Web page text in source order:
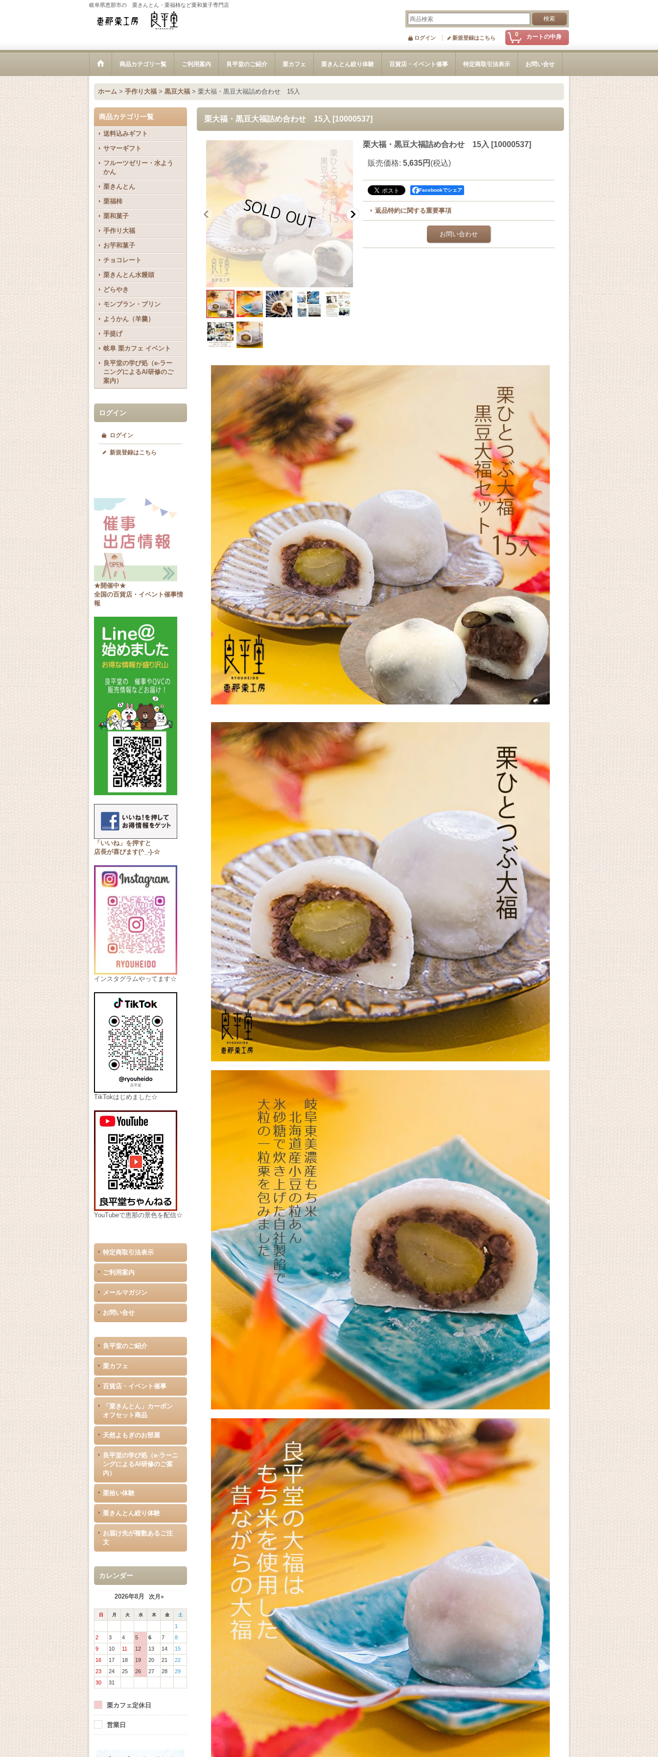
岐阜県恵那市の 栗きんとん・栗福柿など栗和菓子専門店
0 カートの中身
ログイン 新規登録はこちら
商品カテゴリ一覧 ご利用案内 良平堂のご紹介 栗カフェ 栗きんとん絞り体験 百貨店・イベント催事 特定商取引法表示 お問い合せ
ホーム > 手作り大福 > 黒豆大福 > 栗大福・黒豆大福詰め合わせ 15入
商品カテゴリ一覧
送料込みギフト
サマーギフト
フルーツゼリー・水よう
かん
栗きんとん
栗福柿
栗和菓子
手作り大福
お芋和菓子
チョコレート
栗きんとん水饅頭
どらやき
モンブラン・プリン
ようかん（羊羹）
手提げ
岐阜 栗カフェ イベント
良平堂の学び処（e-ラー
ニングによるAI研修のご
案内）
ログイン
ログイン
新規登録はこちら
★開催中★
全国の百貨店・イベント催事情
報
「いいね」を押すと
店長が喜びます(^_-)-☆
インスタグラムやってます☆
TikTokはじめました☆
YouTubeで恵那の景色を配信☆
特定商取引法表示
ご利用案内
メールマガジン
お問い合せ
良平堂のご紹介
栗カフェ
百貨店・イベント催事
「栗きんとん」カーボン
オフセット商品
天然よもぎのお部屋
良平堂の学び処（e-ラーニ
ングによるAI研修のご案
内）
栗拾い体験
栗きんとん絞り体験
お届け先が複数あるご注
文
カレンダー
2026年8月 次月»
日 月 火 水 木 金 土
1
2
3 4 5 6 7
8
9
10 11 12 13 14
15
16
17 18 19 20 21
22
23
24 25 26 27 28
29
30
31
栗カフェ定休日
営業日
栗大福・黒豆大福詰め合わせ 15入 [10000537]
栗大福・黒豆大福詰め合わせ 15入 [10000537]
販売価格: 5,635円 (税込)
Facebookでシェア
返品特約に関する重要事項
お問い合わせ